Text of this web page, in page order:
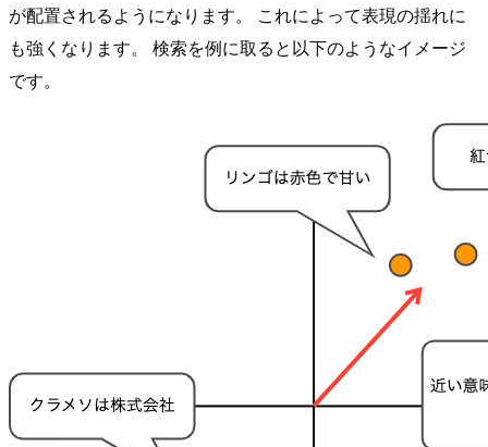
が配置されるようになります。 これによって表現の揺れに
も強くなります。 検索を例に取ると以下のようなイメージ
です。